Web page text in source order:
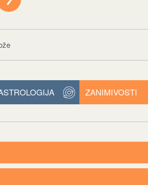
ZANIMIVOSTI